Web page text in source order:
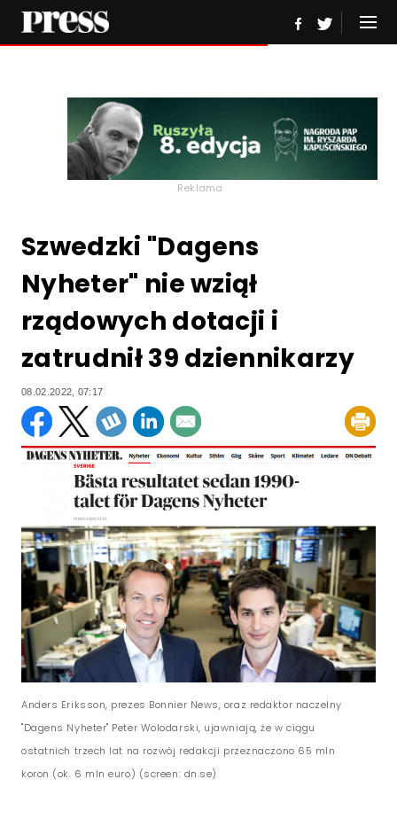
Reklama
Szwedzki "Dagens
Nyheter" nie wziął
rządowych dotacji i
zatrudnił 39 dziennikarzy
08.02.2022, 07:17
Anders Eriksson, prezes Bonnier News, oraz redaktor naczelny
"Dagens Nyheter" Peter Wolodarski, ujawniają, że w ciągu
ostatnich trzech lat na rozwój redakcji przeznaczono 65 mln
koron (ok. 6 mln euro) (screen: dn.se)